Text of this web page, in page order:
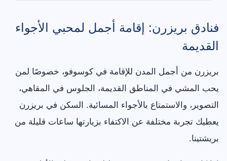
فنادق بريزرن: إقامة أجمل لمحبي الأجواء
القديمة
بريزرن من أجمل المدن للإقامة في كوسوفو، خصوصًا لمن
يحب المشي في المناطق القديمة، الجلوس في المقاهي،
التصوير، والاستمتاع بالأجواء المسائية. السكن في بريزرن
يعطيك تجربة مختلفة عن الاكتفاء بزيارتها ساعات قليلة من
بريشتينا.